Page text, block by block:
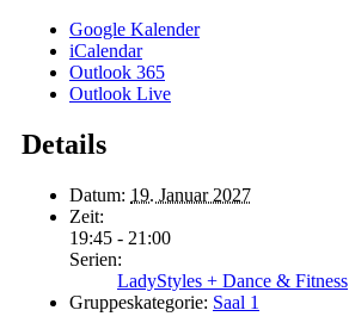
Google Kalender
iCalendar
Outlook 365
Outlook Live
Details
Datum: 19. Januar 2027
Zeit:
19:45 - 21:00
Serien:
LadyStyles + Dance & Fitness
Gruppeskategorie: Saal 1